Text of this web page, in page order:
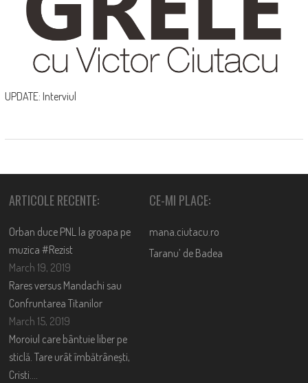
UPDATE: Interviul
ARTICOLE RECENTE:
Orban duce PNL la groapa pe
muzica #Rezist
March 19, 2019
Rares versus Mandachi sau
Confruntarea Titanilor
March 15, 2019
Moroiul care bântuie liber pe
sticlă. Tare urât îmbătrânești,
Cristi….
CE-MI PLACE:
mana.ciutacu.ro
Taranu’ de Badea